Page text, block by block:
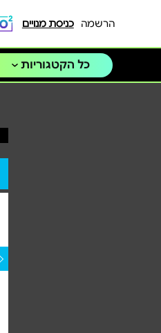
הרשמה כניסת מנויים
כל הקטגוריות